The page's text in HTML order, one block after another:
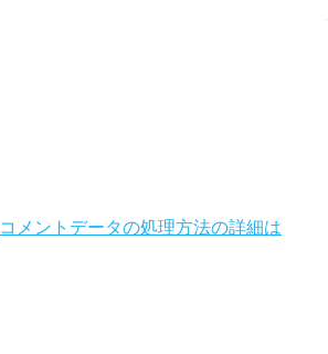
コメントデータの処理方法の詳細は